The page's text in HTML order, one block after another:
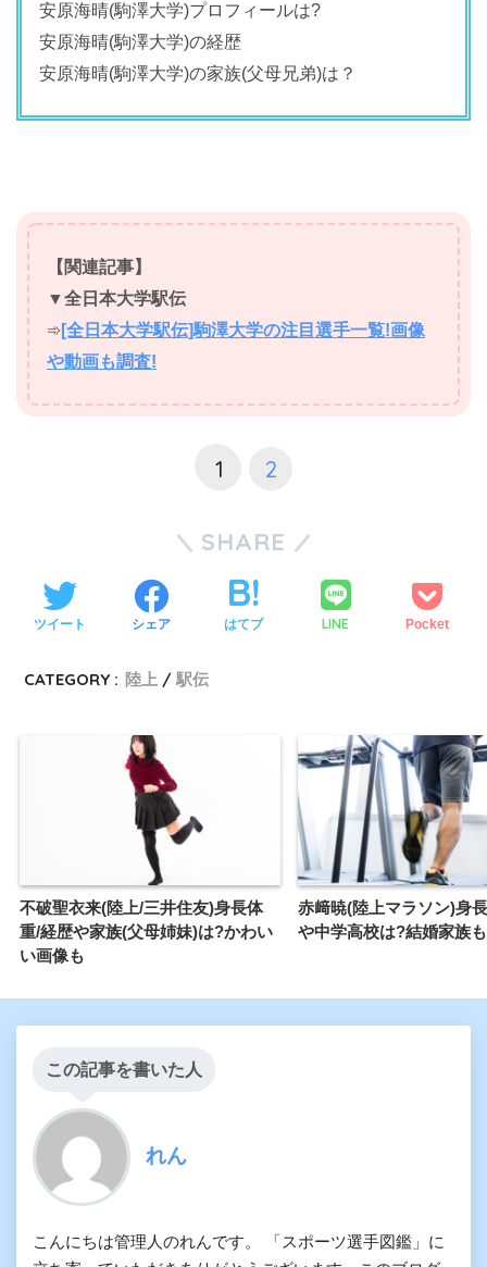
安原海晴(駒澤大学)プロフィールは?
安原海晴(駒澤大学)の経歴
安原海晴(駒澤大学)の家族(父母兄弟)は？
【関連記事】
▼全日本大学駅伝
➾ [全日本大学駅伝]駒澤大学の注目選手一覧!画像
や動画も調査!
1 2
SHARE
ツイート シェア はてブ LINE Pocket
CATEGORY : 陸上 駅伝
不破聖衣来(陸上/三井住友)身長体
重/経歴や家族(父母姉妹)は?かわい
い画像も
赤﨑暁(陸上マラソン)身
や中学高校は?結婚家族
この記事を書いた人
れん
こんにちは管理人のれんです。 「スポーツ選手図鑑」に